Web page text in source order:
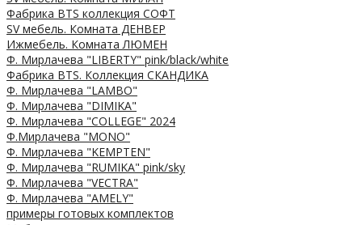
Фабрика BTS коллекция СОФТ
SV мебель. Комната ДЕНВЕР
Ижмебель. Комната ЛЮМЕН
Ф. Мирлачева "LIBERTY" pink/black/white
Фабрика BTS. Коллекция СКАНДИКА
Ф. Мирлачева "LAMBO"
Ф. Мирлачева "DIMIKA"
Ф. Мирлачева "COLLEGE" 2024
Ф.Мирлачева "MONO"
Ф. Мирлачева "KEMPTEN"
Ф. Мирлачева "RUMIKA" pink/sky
Ф. Мирлачева "VECTRA"
Ф. Мирлачева "AMELY"
примеры готовых комплектов